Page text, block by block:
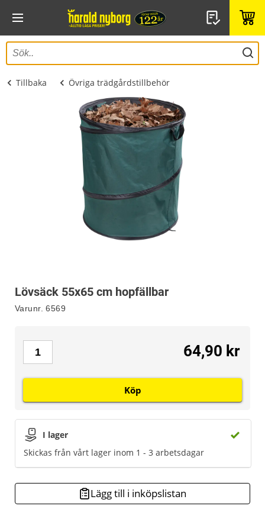
Tillbaka Övriga trädgårdstillbehör
Lövsäck 55x65 cm hopfällbar
Varunr. 6569
I lager
Skickas från vårt lager inom 1 - 3 arbetsdagar
64,90 kr
Köp
Lägg till i inköpslistan